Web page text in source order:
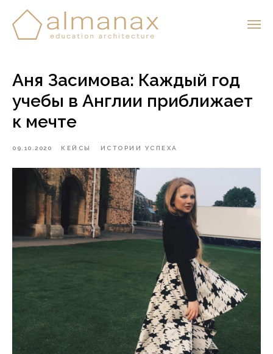
Аня Засимова: Каждый год
учебы в Англии приближает
к мечте
09.10.2020 КЕЙСЫ ИСТОРИИ УСПЕХА